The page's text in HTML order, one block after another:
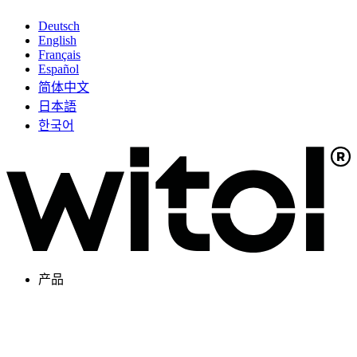
Deutsch
English
Français
Español
简体中文
日本語
한국어
产品